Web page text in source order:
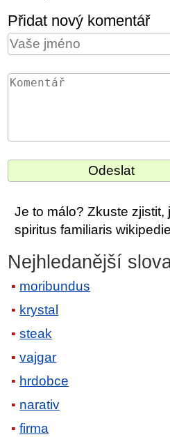
Přidat nový komentář
Je to málo? Zkuste zjistit,
spiritus familiaris
Nejhledanější
moribundus
krystal
steak
vajgar
hrdobce
narativ
firma